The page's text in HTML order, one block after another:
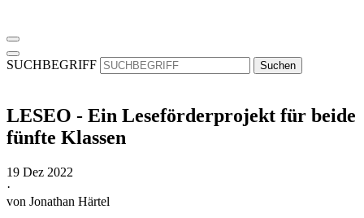
SUCHBEGRIFF Suchen
LESEO - Ein Leseförderprojekt für beide
fünfte Klassen
19 Dez 2022
·
von Jonathan Härtel